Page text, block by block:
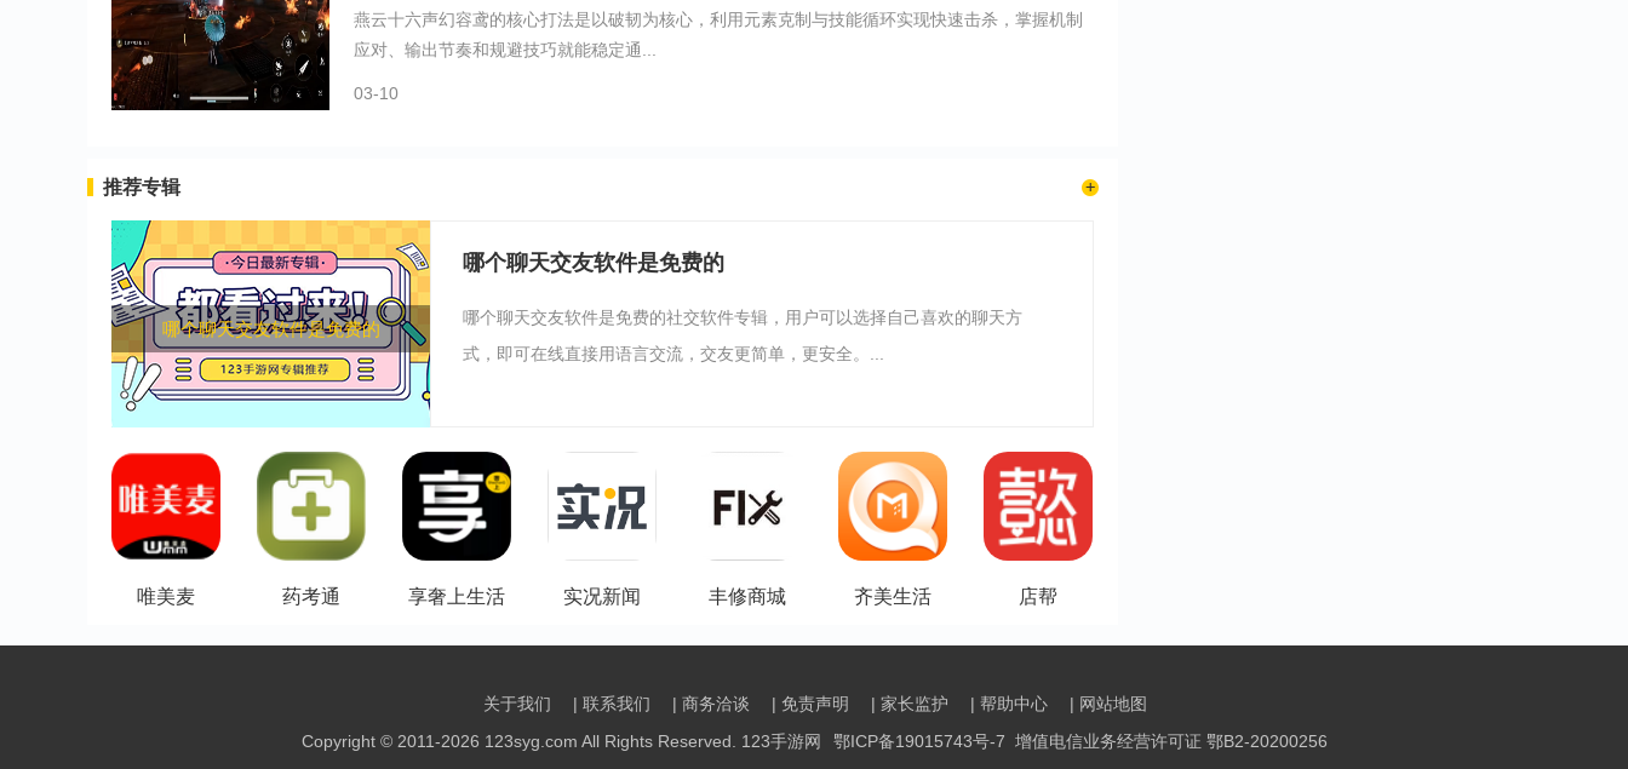
燕云十六声幻容鸢的核心打法是以破韧为核心，利用元素克制与技能循环实现快速击杀，掌握机制
应对、输出节奏和规避技巧就能稳定通...
03-10
推荐专辑
哪个聊天交友软件是免费的
哪个聊天交友软件是免费的
哪个聊天交友软件是免费的社交软件专辑，用户可以选择自己喜欢的聊天方
式，即可在线直接用语言交流，交友更简单，更安全。...
唯美麦 药考通 享奢上生活 实况新闻 丰修商城 齐美生活 店帮
关于我们 | 联系我们 | 商务洽谈 | 免责声明 | 家长监护 | 帮助中心
| 网站地图
Copyright © 2011-2026 123syg.com All Rights Reserved. 123手游网
鄂ICP备19015743号-7 增值电信业务经营许可证 鄂B2-20200256